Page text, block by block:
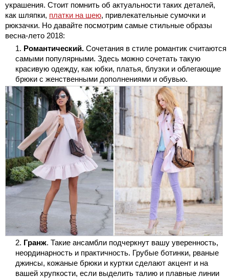
украшения. Стоит помнить об актуальности таких деталей,
как шляпки, платки на шею, привлекательные сумочки и
рюкзачки. Но давайте посмотрим самые стильные образы
весна-лето 2018:
Романтический. Сочетания в стиле романтик считаются
самыми популярными. Здесь можно сочетать такую
красивую одежду, как юбки, платья, блузки и облегающие
брюки с женственными дополнениями и обувью.
Гранж. Такие ансамбли подчеркнут вашу уверенность,
неординарность и практичность. Грубые ботинки, рваные
джинсы, кожаные брюки и куртки сделают акцент и на
вашей хрупкости, если выделить талию и плавные линии